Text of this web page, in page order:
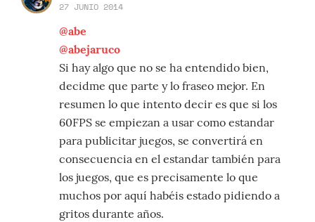
27 JUNIO 2014
@abe
@abejaruco
Si hay algo que no se ha entendido bien,
decidme que parte y lo fraseo mejor. En
resumen lo que intento decir es que si los
60FPS se empiezan a usar como estandar
para publicitar juegos, se convertirá en
consecuencia en el estandar también para
los juegos, que es precisamente lo que
muchos por aquí habéis estado pidiendo a
gritos durante años.